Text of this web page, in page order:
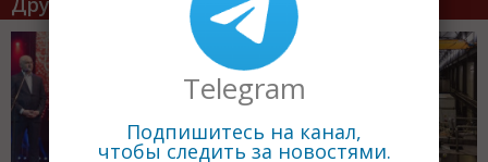
Telegram
Подпишитесь на канал,
чтобы следить за новостями.